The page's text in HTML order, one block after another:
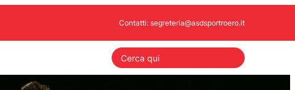
Contatti: segreteria@asdsportroero.it
S
e